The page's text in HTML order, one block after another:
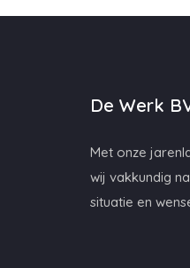
De Werk
Met onze
wij vakkundig
situatie en